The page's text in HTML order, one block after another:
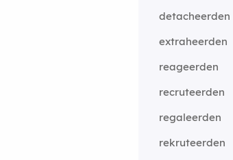
detacheerden
extraheerden
reageerden
recruteerden
regaleerden
rekruteerden